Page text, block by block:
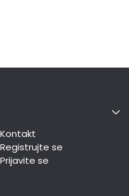
Kontakt
Registrujte se
Prijavite se